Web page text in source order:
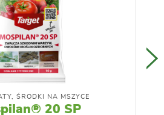
ŚRODKI NA MSZYCE
20 SP